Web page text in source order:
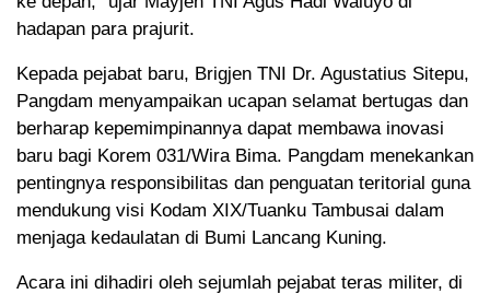
hadapan para prajurit.
Kepada pejabat baru, Brigjen TNI Dr. Agustatius Sitepu,
Pangdam menyampaikan ucapan selamat bertugas dan
berharap kepemimpinannya dapat membawa inovasi
baru bagi Korem 031/Wira Bima. Pangdam menekankan
pentingnya responsibilitas dan penguatan teritorial guna
mendukung visi Kodam XIX/Tuanku Tambusai dalam
menjaga kedaulatan di Bumi Lancang Kuning.
Acara ini dihadiri oleh sejumlah pejabat teras militer, di